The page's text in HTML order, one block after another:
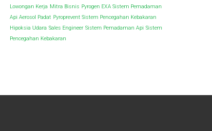
Lowongan Kerja Mitra Bisnis Pyrogen EXA Sistem Pemadaman
Api Aerosol Padat Pyroprevent Sistem Pencegahan Kebakaran
Hipoksia Udara Sales Engineer Sistem Pemadaman Api Sistem
Pencegahan Kebakaran